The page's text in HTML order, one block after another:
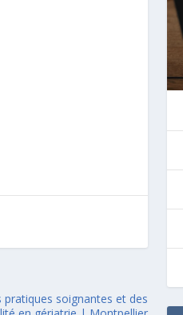
soignantes et des